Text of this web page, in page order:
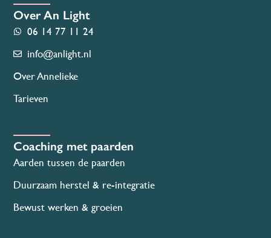
Coaching met paarden
Aarden tussen de paarden
Duurzaam herstel & re-integratie
Bewust werken & groeien
Over An Light
06 14 77 11 24
info@anlight.nl
Over Annelieke
Tarieven